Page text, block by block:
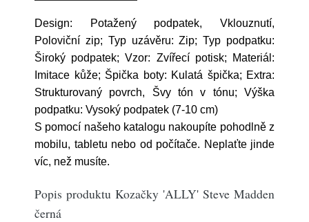
Design: Potažený podpatek, Vklouznutí,
Poloviční zip; Typ uzávěru: Zip; Typ podpatku:
Široký podpatek; Vzor: Zvířecí potisk; Materiál:
Imitace kůže; Špička boty: Kulatá špička; Extra:
Strukturovaný povrch, Švy tón v tónu; Výška
podpatku: Vysoký podpatek (7-10 cm)
S pomocí našeho katalogu nakoupíte pohodlně z
mobilu, tabletu nebo od počítače. Neplaťte jinde
víc, než musíte.
Popis produktu Kozačky 'ALLY' Steve Madden
černá